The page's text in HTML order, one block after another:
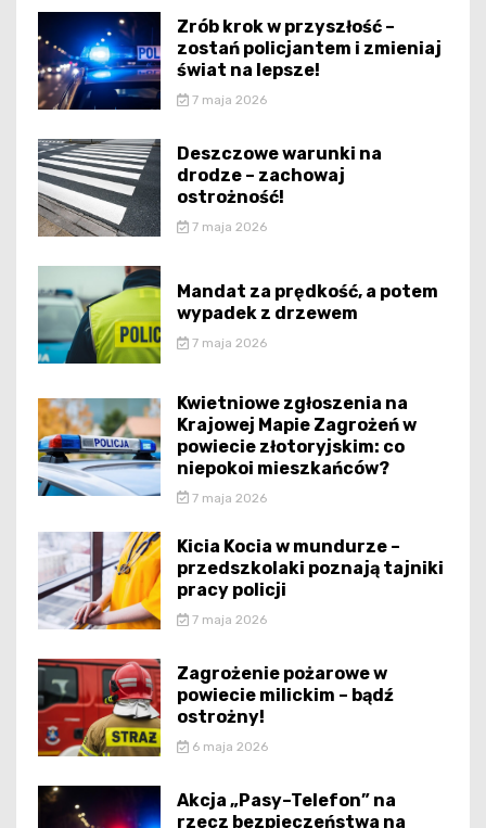
Zrób krok w przyszłość –
zostań policjantem i zmieniaj
świat na lepsze!
7 maja 2026
Deszczowe warunki na
drodze – zachowaj
ostrożność!
7 maja 2026
Mandat za prędkość, a potem
wypadek z drzewem
7 maja 2026
Kwietniowe zgłoszenia na
Krajowej Mapie Zagrożeń w
powiecie złotoryjskim: co
niepokoi mieszkańców?
7 maja 2026
Kicia Kocia w mundurze –
przedszkolaki poznają tajniki
pracy policji
7 maja 2026
Zagrożenie pożarowe w
powiecie milickim – bądź
ostrożny!
6 maja 2026
Akcja „Pasy–Telefon” na
rzecz bezpieczeństwa na